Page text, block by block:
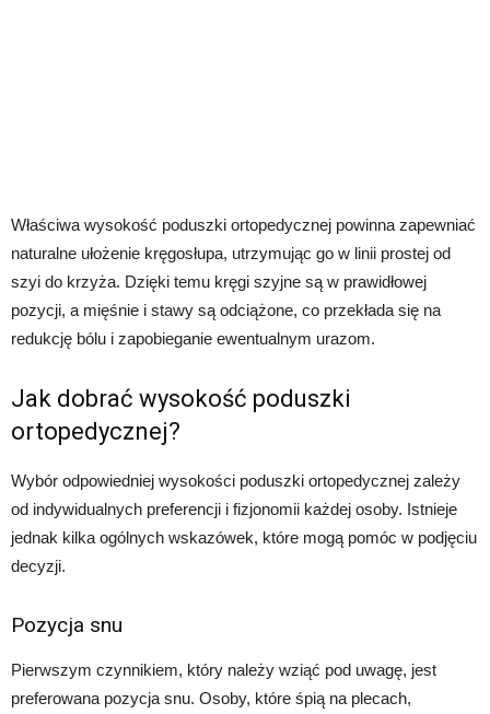
Właściwa wysokość poduszki ortopedycznej powinna zapewniać
naturalne ułożenie kręgosłupa, utrzymując go w linii prostej od
szyi do krzyża. Dzięki temu kręgi szyjne są w prawidłowej
pozycji, a mięśnie i stawy są odciążone, co przekłada się na
redukcję bólu i zapobieganie ewentualnym urazom.
Jak dobrać wysokość poduszki
ortopedycznej?
Wybór odpowiedniej wysokości poduszki ortopedycznej zależy
od indywidualnych preferencji i fizjonomii każdej osoby. Istnieje
jednak kilka ogólnych wskazówek, które mogą pomóc w podjęciu
decyzji.
Pozycja snu
Pierwszym czynnikiem, który należy wziąć pod uwagę, jest
preferowana pozycja snu. Osoby, które śpią na plecach,